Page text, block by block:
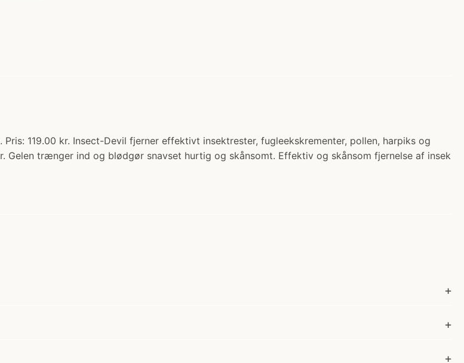
119.00 kr. Insect-Devil fjerner effektivt insektrester, fugleekskrementer, pollen, harpiks og
trænger ind og blødgør snavset hurtig og skånsomt. Effektiv og skånsom fjernelse af insek